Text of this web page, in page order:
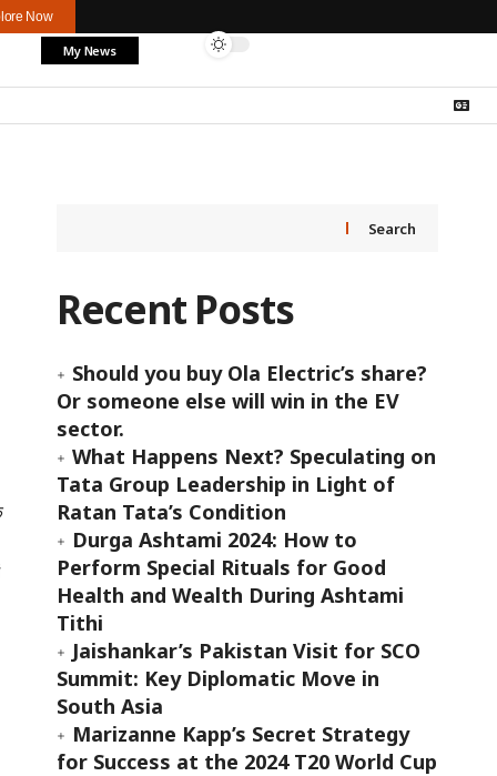
Now
My News
Search
Recent Posts
Should you buy Ola Electric’s share?
Or someone else will win in the EV
sector.
What Happens Next? Speculating on
Tata Group Leadership in Light of
Ratan Tata’s Condition
Durga Ashtami 2024: How to
Perform Special Rituals for Good
Health and Wealth During Ashtami
Tithi
Jaishankar’s Pakistan Visit for SCO
Summit: Key Diplomatic Move in
South Asia
Marizanne Kapp’s Secret Strategy
for Success at the 2024 T20 World Cup